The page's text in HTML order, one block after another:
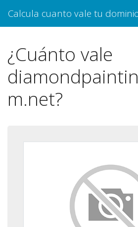
Calcula cuanto vale tu
¿Cuánto vale
m.net?